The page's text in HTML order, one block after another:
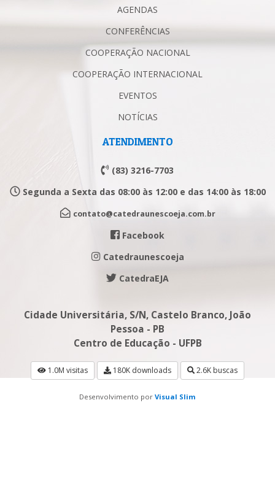
AGENDAS
CONFERÊNCIAS
COOPERAÇÃO NACIONAL
COOPERAÇÃO INTERNACIONAL
EVENTOS
NOTÍCIAS
ATENDIMENTO
(83) 3216-7703
Segunda a Sexta das 08:00 às 12:00 e das 14:00 às 18:00
contato@catedraunescoeja.com.br
Facebook
Catedraunescoeja
CatedraEJA
Cidade Universitária, S/N, Castelo Branco, João
Pessoa - PB
Centro de Educação - UFPB
1.0M visitas 180K downloads 2.6K buscas
Desenvolvimento por Visual Slim